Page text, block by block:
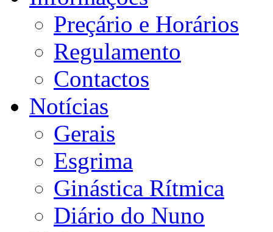
Preçário e Horários
Regulamento
Contactos
Notícias
Gerais
Esgrima
Ginástica Rítmica
Diário do Nuno